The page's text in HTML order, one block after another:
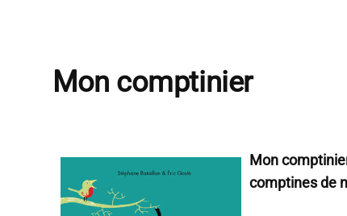
Mon comptinier
Mon
comptines de